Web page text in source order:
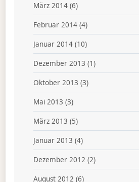
März 2014(6)
Februar 2014(4)
Januar 2014(10)
Dezember 2013 (1)
Oktober 2013 (3)
Mai 2013 (3)
März 2013 (5)
Januar 2013 (4)
Dezember 2012 (2)
August 2012 (6)